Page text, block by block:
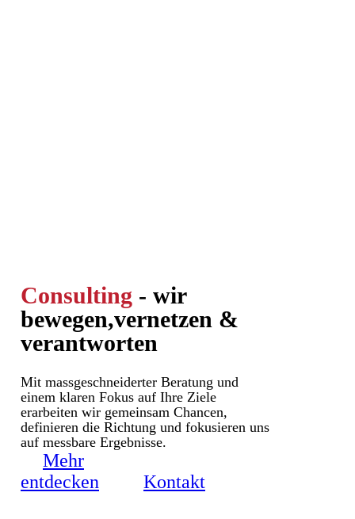
Consulting - wir
bewegen,vernetzen &
verantworten
Mit massgeschneiderter Beratung und
einem klaren Fokus auf Ihre Ziele
erarbeiten wir gemeinsam Chancen,
definieren die Richtung und fokusieren uns
auf messbare Ergebnisse.
Mehr
entdecken
Kontakt